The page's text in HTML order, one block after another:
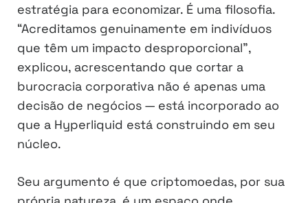
estratégia para economizar. É uma filosofia.
“Acreditamos genuinamente em indivíduos
que têm um impacto desproporcional”,
explicou, acrescentando que cortar a
burocracia corporativa não é apenas uma
decisão de negócios — está incorporado ao
que a Hyperliquid está construindo em seu
núcleo.
Seu argumento é que criptomoedas, por sua